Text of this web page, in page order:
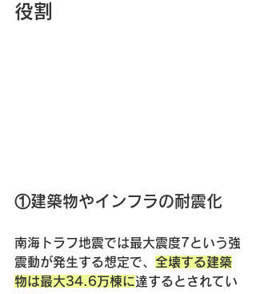
役割
①建築物やインフラの耐震化
南海トラフ地震では最大震度7という強
震動が発生する想定で、 全壊する建築
物は最大34.6万棟に達するとされてい